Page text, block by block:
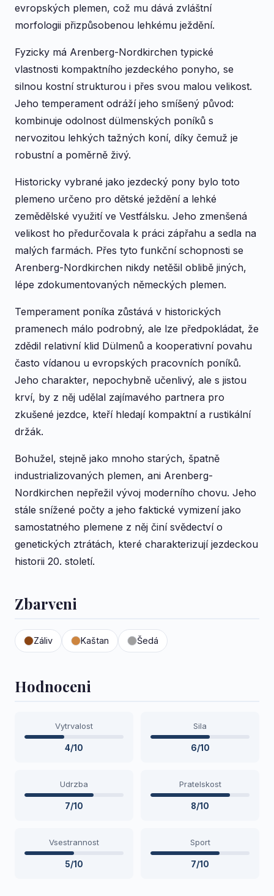
evropských plemen, což mu dává zvláštní
morfologii přizpůsobenou lehkému ježdění.
Fyzicky má Arenberg-Nordkirchen typické
vlastnosti kompaktního jezdeckého ponyho, se
silnou kostní strukturou i přes svou malou velikost.
Jeho temperament odráží jeho smíšený původ:
kombinuje odolnost dülmenských poníků s
nervozitou lehkých tažných koní, díky čemuž je
robustní a poměrně živý.
Historicky vybrané jako jezdecký pony bylo toto
plemeno určeno pro dětské ježdění a lehké
zemědělské využití ve Vestfálsku. Jeho zmenšená
velikost ho předurčovala k práci zápřahu a sedla na
malých farmách. Přes tyto funkční schopnosti se
Arenberg-Nordkirchen nikdy netěšil oblibě jiných,
lépe zdokumentovaných německých plemen.
Temperament poníka zůstává v historických
pramenech málo podrobný, ale lze předpokládat, že
zdědil relativní klid Dülmenů a kooperativní povahu
často vídanou u evropských pracovních poníků.
Jeho charakter, nepochybně učenlivý, ale s jistou
krví, by z něj udělal zajímavého partnera pro
zkušené jezdce, kteří hledají kompaktní a rustikální
držák.
Bohužel, stejně jako mnoho starých, špatně
industrializovaných plemen, ani Arenberg-
Nordkirchen nepřežil vývoj moderního chovu. Jeho
stále snížené počty a jeho faktické vymizení jako
samostatného plemene z něj činí svědectví o
genetických ztrátách, které charakterizují jezdeckou
historii 20. století.
Zbarveni
Záliv Kaštan Šedá
Hodnoceni
Vytrvalost
4/10
Sila
6/10
Udrzba
7/10
Pratelskost
8/10
Vsestrannost
5/10
Sport
7/10